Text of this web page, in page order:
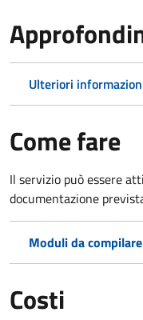
Ulteriori
Come fare
Il servizio può essere
documentazione
Moduli da
Costi